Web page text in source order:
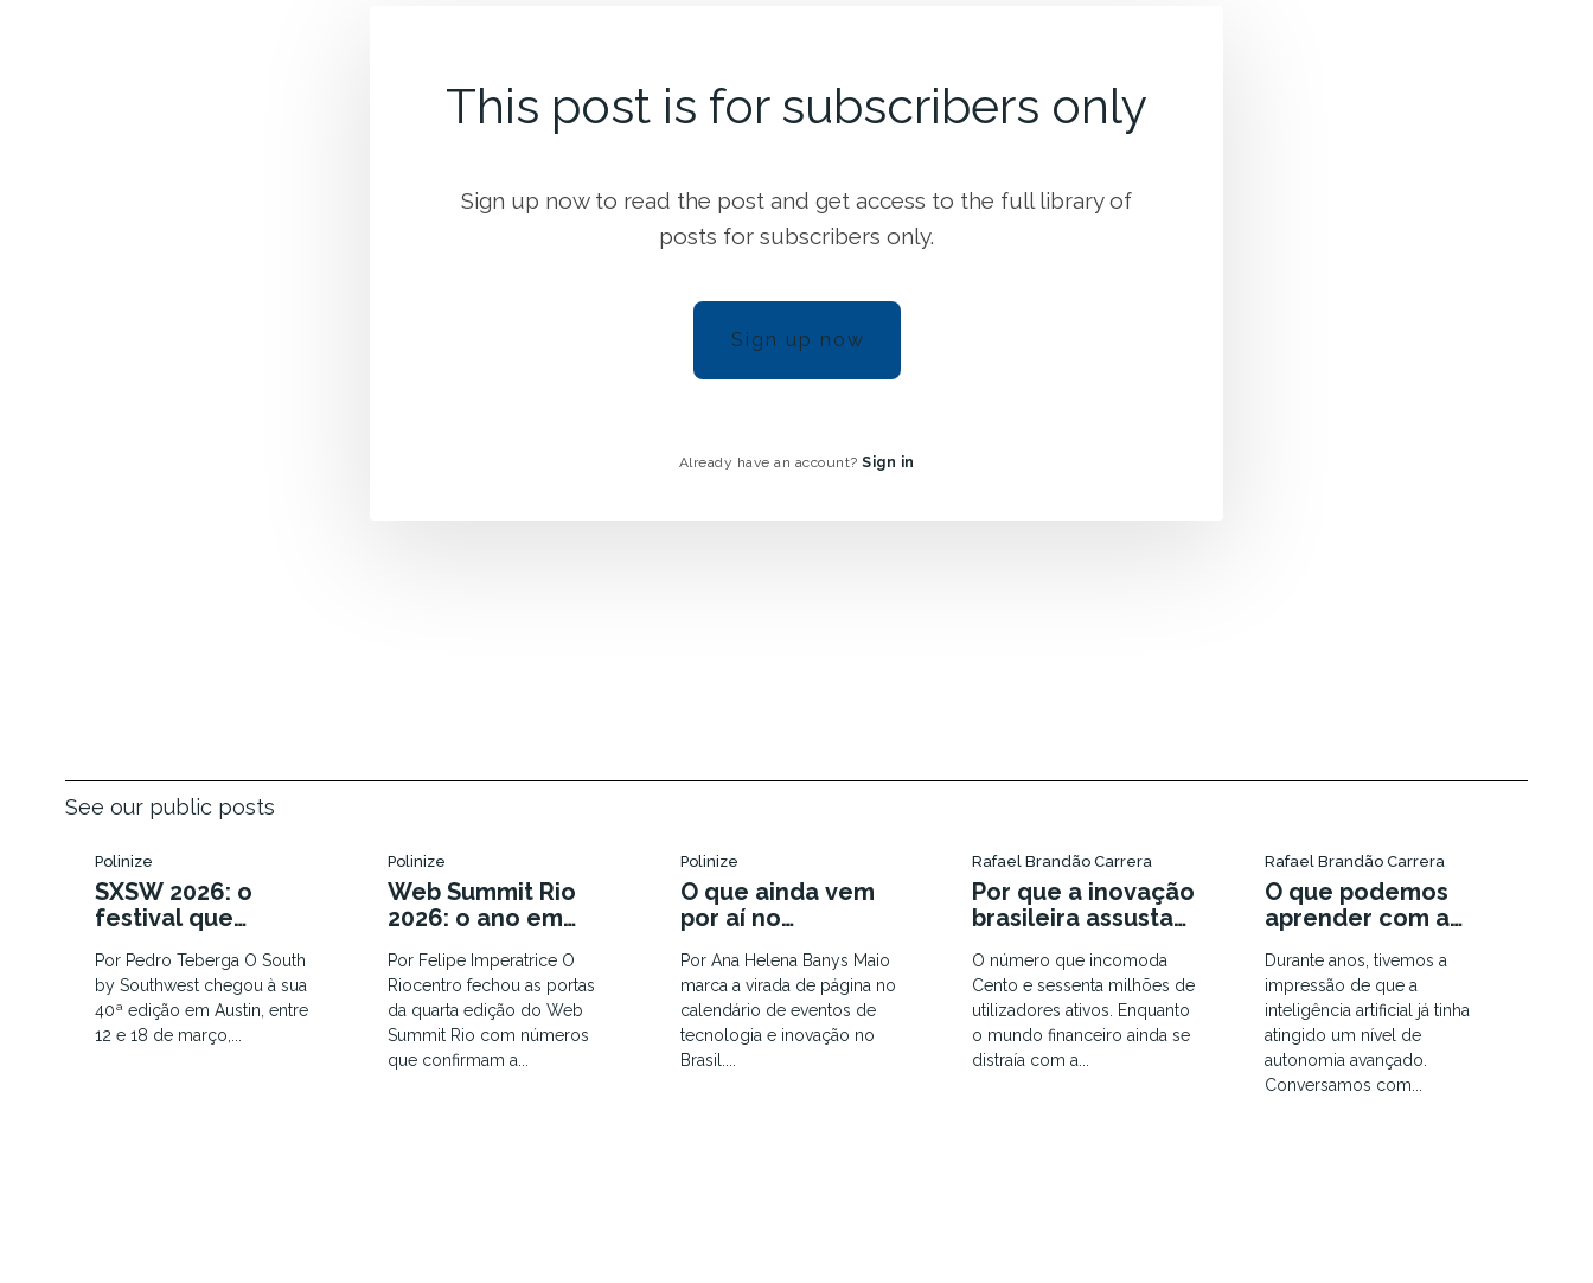
This post is for subscribers only
Sign up now to read the post and get access to the full library of
posts for subscribers only.
Sign up now
Already have an account? Sign in
See our public posts
Polinize
SXSW 2026: o
festival que
tendências e
colocou o humano
em xeque
Por Pedro Teberga O South
by Southwest chegou à sua
40ª edição em Austin, entre
12 e 18 de março,...
Polinize
Web Summit Rio
2026: o ano em
IA virou disputa por
infraestrutura
Por Felipe Imperatrice O
Riocentro fechou as portas
da quarta edição do Web
Summit Rio com números
que confirmam a...
Polinize
O que ainda vem
por aí no
inovação de 2026
Por Ana Helena Banys Maio
marca a virada de página no
calendário de eventos de
tecnologia e inovação no
Brasil....
Rafael Brandão Carrera
Por que a inovação
brasileira assusta
O número que incomoda
Cento e sessenta milhões de
utilizadores ativos. Enquanto
o mundo financeiro ainda se
distraía com a...
Rafael Brandão Carrera
O que podemos
aprender com a
Durante anos, tivemos a
impressão de que a
inteligência artificial já tinha
atingido um nível de
autonomia avançado.
Conversamos com...